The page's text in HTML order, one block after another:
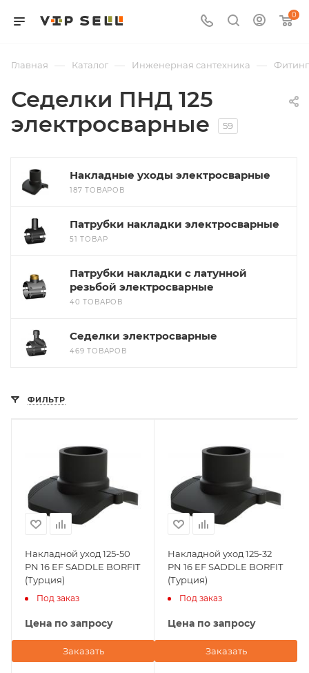
0
Главная — Каталог — Инженерная сантехника —
Седелки ПНД 125
электросварные
59
Накладные уходы электросварные
187 ТОВАРОВ
Патрубки накладки электросварные
51 ТОВАР
Патрубки накладки с латунной
резьбой электросварные
40 ТОВАРОВ
Седелки электросварные
469 ТОВАРОВ
ФИЛЬТР
Накладной уход 125-50
PN 16 EF SADDLE BORFIT
(Турция)
Под заказ
Цена по запросу
Заказать
Накладной уход 125-32
PN 16 EF SADDLE BORFIT
(Турция)
Под заказ
Цена по запросу
Заказать